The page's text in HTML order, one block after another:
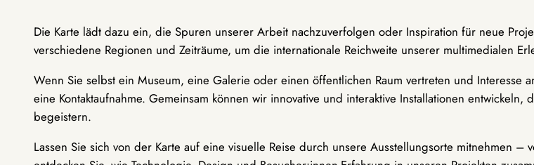
Die Karte lädt dazu ein, die Spuren unserer Arbeit nachzuverfolgen oder Inspiration für neue
verschiedene Regionen und Zeiträume, um die internationale Reichweite unserer multimedialen
Wenn Sie selbst ein Museum, eine Galerie oder einen öffentlichen Raum vertreten und
eine Kontaktaufnahme. Gemeinsam können wir innovative und interaktive Installationen
begeistern.
Lassen Sie sich von der Karte auf eine visuelle Reise durch unsere Ausstellungsorte mitnehmen